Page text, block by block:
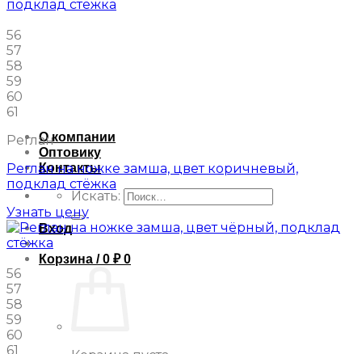
О компании
Оптовику
Контакты
Искать:
Вход
Корзина /0 ₽ 0
56
57
58
59
60
61
Реглан
Реглан на ножке замша, цвет коричневый,
подклад стёжка
Узнать цену
56
57
58
59
60
61